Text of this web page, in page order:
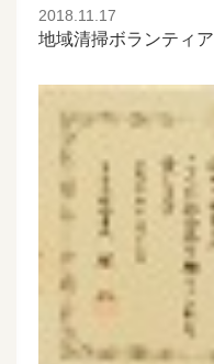
2018.11.17
地域清掃ボランティア